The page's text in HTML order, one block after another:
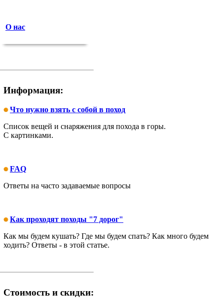
О нас
Информация:
Что нужно взять с собой в поход
Список вещей и снаряжения для похода в горы.
С картинками.
FAQ
Ответы на часто задаваемые вопросы
Как проходят походы "7 дорог"
Как мы будем кушать? Где мы будем спать? Как много будем
ходить? Ответы - в этой статье.
Стоимость и скидки: